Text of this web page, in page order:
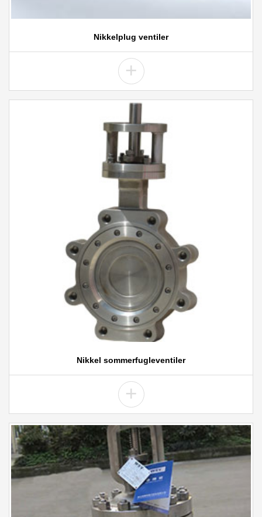
Nikkelplug ventiler
+
Nikkel sommerfugleventiler
+